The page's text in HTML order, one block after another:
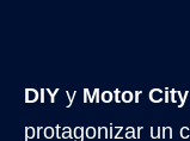
DIY y Motor
protagonizar un